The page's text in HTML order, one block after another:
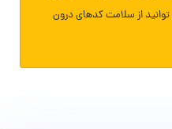
از سلامت کدهای درون